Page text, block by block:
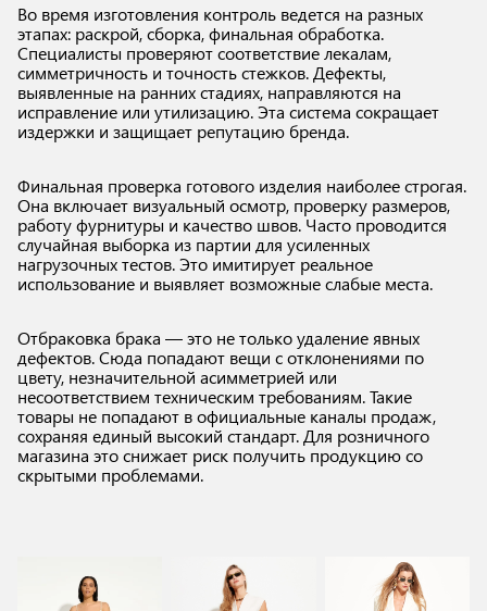
Во время изготовления контроль ведется на разных
этапах: раскрой, сборка, финальная обработка.
Специалисты проверяют соответствие лекалам,
симметричность и точность стежков. Дефекты,
выявленные на ранних стадиях, направляются на
исправление или утилизацию. Эта система сокращает
издержки и защищает репутацию бренда.
Финальная проверка готового изделия наиболее строгая.
Она включает визуальный осмотр, проверку размеров,
работу фурнитуры и качество швов. Часто проводится
случайная выборка из партии для усиленных
нагрузочных тестов. Это имитирует реальное
использование и выявляет возможные слабые места.
Отбраковка брака — это не только удаление явных
дефектов. Сюда попадают вещи с отклонениями по
цвету, незначительной асимметрией или
несоответствием техническим требованиям. Такие
товары не попадают в официальные каналы продаж,
сохраняя единый высокий стандарт. Для розничного
магазина это снижает риск получить продукцию со
скрытыми проблемами.